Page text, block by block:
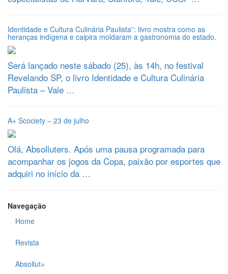
Identidade e Cultura Culinária Paulista”: livro mostra como as
heranças indígena e caipira moldaram a gastronomia do estado.
Será lançado neste sábado (25), às 14h, no festival
Revelando SP, o livro Identidade e Cultura Culinária
Paulista – Vale …
A+ Scociety – 23 de julho
Olá, Absolluters. Após uma pausa programada para
acompanhar os jogos da Copa, paixão por esportes que
adquiri no início da …
Navegação
Home
Revista
Absollut+